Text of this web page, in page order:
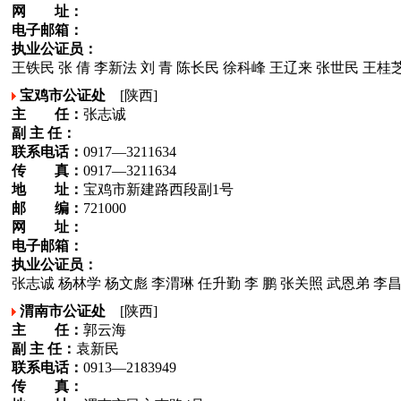
网 址：
电子邮箱：
执业公证员：
王铁民 张 倩 李新法 刘 青 陈长民 徐科峰 王辽来 张世民 王桂
宝鸡市公证处 [陕西]
主 任： 张志诚
副 主 任：
联系电话： 0917—3211634
传 真： 0917—3211634
地 址： 宝鸡市新建路西段副1号
邮 编： 721000
网 址：
电子邮箱：
执业公证员：
张志诚 杨林学 杨文彪 李渭琳 任升勤 李 鹏 张关照 武恩弟 李
渭南市公证处 [陕西]
主 任： 郭云海
副 主 任： 袁新民
联系电话： 0913—2183949
传 真：